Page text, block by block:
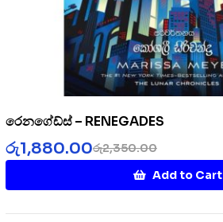
රෙනගේඩ්ස් – RENEGADES
රු2,350.00
රු1,880.00
Add to Cart